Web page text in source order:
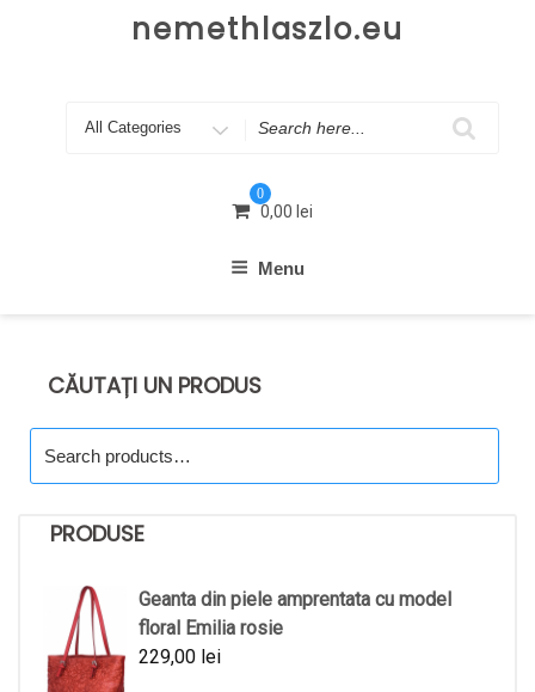
nemethlaszlo.eu
Search
0
0,00 lei
Menu
CĂUTAȚI UN PRODUS
for:
PRODUSE
Geanta din piele amprentata cu model
floral Emilia rosie
229,00 lei